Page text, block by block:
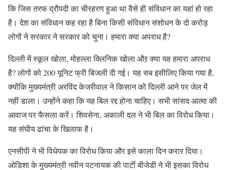
कि जिस तरफ द्रौपदी का चीरहरण हुआ था वैसे ही संविधान का यहां हो रहा
है। देश का संविधान कह रहा है बिना किसी संविधान संशोधन के दो करोड़
लोगों ने सरकार ने सरकार को चुना। हमारा क्या अपराध है?
दिल्ली में स्कूल खोला, मोहल्ला क्लिनिक खोला औऱ क्या यह हमारा अपराध
है? लोगों को 200 यूनिट फ्री बिजली दी गई। यह सब इसीलिए किया गया है,
क्योंकि मुख्यमंत्री अरविंद केजरीवाल ने किसान को दिल्ली आने पर जेल में
नहीं डाला। उन्होंने कहा कि यह बिल रद्द होना चाहिए। सभी सांसद आत्मा की
आवाज पर फैसला करें। शिवसेना, अकाली दल ने भी बिल का विरोध किया।
यह संघीय ढांचा के खिलाफ है।
एनसीपी ने भी विधेयक का विरोध किया और इसे काला दिन करार दिया।
ओडिशा के मुख्यमंत्री नवीन पटनायक की पार्टी बीजेडी ने भी इसका विरोध